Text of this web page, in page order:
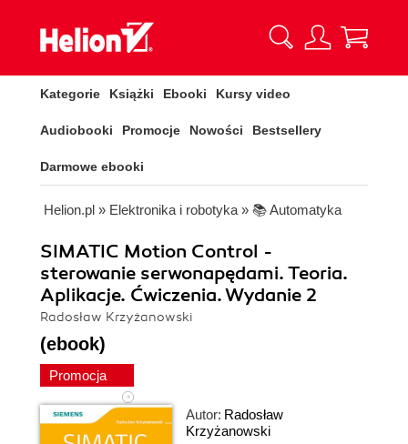
Kategorie Książki Ebooki Kursy video
Audiobooki Promocje Nowości Bestsellery
Darmowe ebooki
Helion.pl » Elektronika i robotyka » 📚 Automatyka
SIMATIC Motion Control -
sterowanie serwonapędami. Teoria.
Aplikacje. Ćwiczenia. Wydanie 2
Radosław Krzyżanowski
(ebook)
Promocja
Autor: Radosław
Krzyżanowski